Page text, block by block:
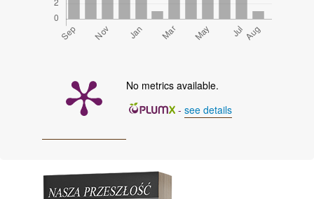
No metrics available.
- see details
Cover image